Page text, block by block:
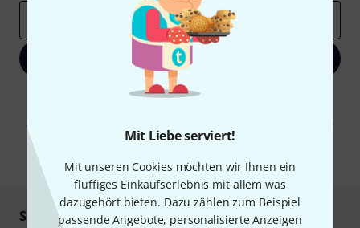
Mit Liebe serviert!
Mit unseren Cookies möchten wir Ihnen ein
fluffiges Einkaufserlebnis mit allem was
dazugehört bieten. Dazu zählen zum Beispiel
passende Angebote, personalisierte Anzeigen
Jetzt anmelden
Mit Klick auf „Jetzt anmelden“ stimmen Sie dem Erhalt von E-Mail-
Abmeldung ist jederzeit möglich. Weitere Informationen finden Sie in
unseren Datenschutzhinweisen
* Pflichtfeld
Sicher einkaufen & bezahlen